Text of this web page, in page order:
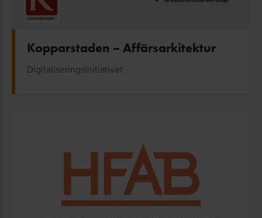
Kopparstaden – Affärsarkitektur
Digitaliseringsinitiativet